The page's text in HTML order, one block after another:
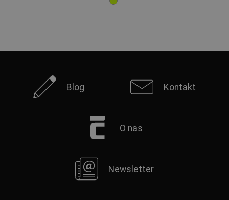
Blog Kontakt
O nas
Newsletter